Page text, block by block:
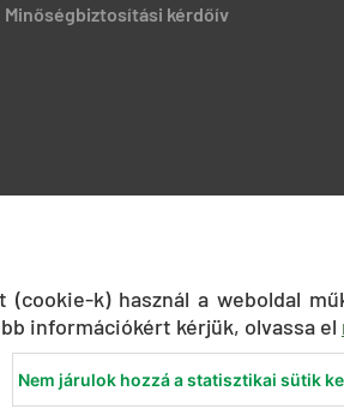
Minőségbiztosítási kérdőív
(cookie-k) használ a weboldal
információkért kérjük, olvassa el
Nem járulok hozzá a statisztikai sütik